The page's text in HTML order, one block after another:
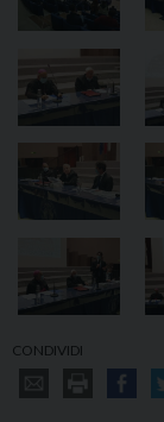
CONDIVIDI